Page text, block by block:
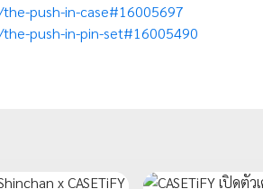
push-in-case#16005697
push-in-pin-set#16005490